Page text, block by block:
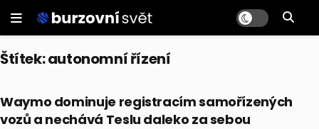
Štítek:autonomní řízení
Waymo dominuje registracím samořízených
vozů a nechává Teslu daleko za sebou